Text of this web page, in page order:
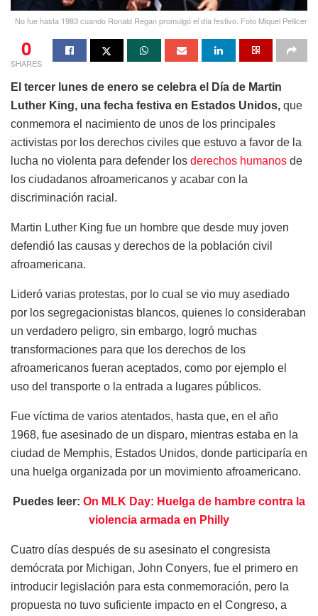
No fue hasta 1983 cuando Ronald Regan promulgó el día festivo. Foto Miquel Pellicer
0
SHARES
El tercer lunes de enero se celebra el Día de Martin
Luther King, una fecha festiva en Estados Unidos, que
conmemora el nacimiento de unos de los principales
activistas por los derechos civiles que estuvo a favor de la
lucha no violenta para defender los derechos humanos de
los ciudadanos afroamericanos y acabar con la
discriminación racial.
Martin Luther King fue un hombre que desde muy joven
defendió las causas y derechos de la población civil
afroamericana.
Lideró varias protestas, por lo cual se vio muy asediado
por los segregacionistas blancos, quienes lo consideraban
un verdadero peligro, sin embargo, logró muchas
transformaciones para que los derechos de los
afroamericanos fueran aceptados, como por ejemplo el
uso del transporte o la entrada a lugares públicos.
Fue víctima de varios atentados, hasta que, en el año
1968, fue asesinado de un disparo, mientras estaba en la
ciudad de Memphis, Estados Unidos, donde participaría en
una huelga organizada por un movimiento afroamericano.
Puedes leer: On MLK Day: Huelga de hambre contra la
violencia armada en Philly
Cuatro días después de su asesinato el congresista
demócrata por Michigan, John Conyers, fue el primero en
introducir legislación para esta conmemoración, pero la
propuesta no tuvo suficiente impacto en el Congreso, a